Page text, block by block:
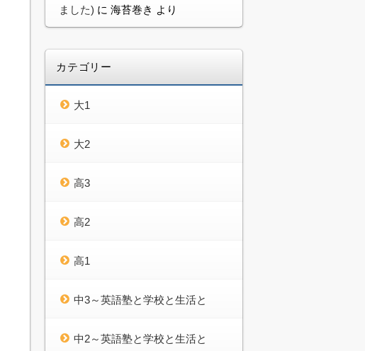
ました) に 海苔巻き より
カテゴリー
大1
大2
高3
高2
高1
中3～英語塾と学校と生活と
中2～英語塾と学校と生活と